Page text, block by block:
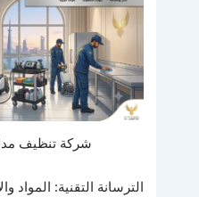
شركة تنظيف
الترسانة التقنية: المواد